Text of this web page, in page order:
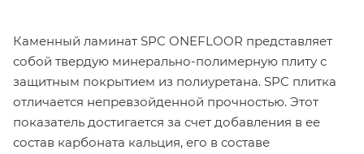
Каменный ламинат SPC ONEFLOOR представляет
собой твердую минерально-полимерную плиту с
защитным покрытием из полиуретана. SPC плитка
отличается непревзойденной прочностью. Этот
показатель достигается за счет добавления в ее
состав карбоната кальция, его в составе